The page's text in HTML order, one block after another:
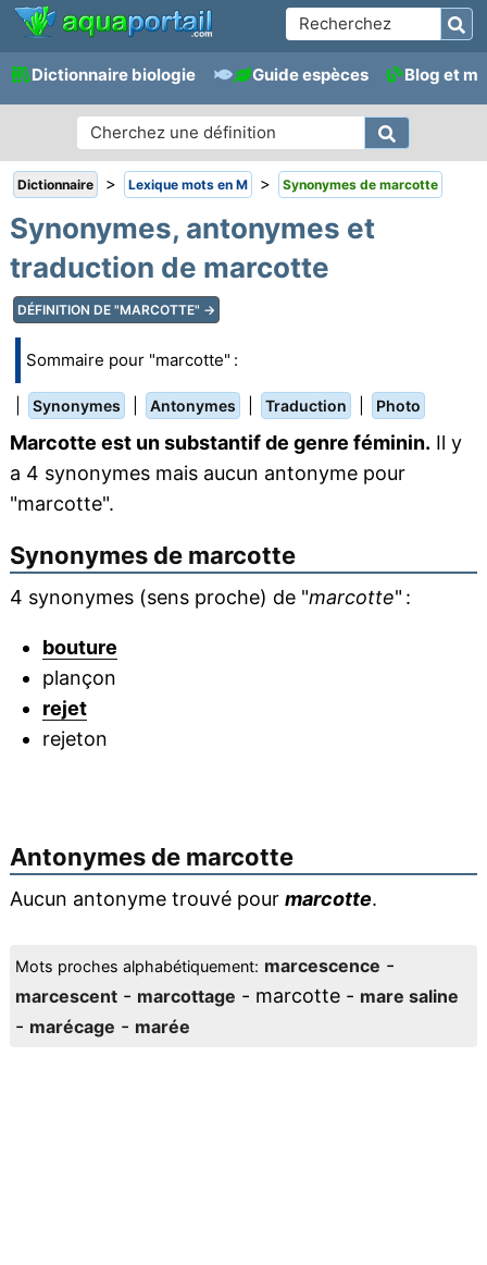
Dictionnaire biologie Guide espèces Blog et
Dictionnaire > Lexique mots en M > Synonymes de marcotte
Synonymes, antonymes et
traduction de marcotte
DÉFINITION DE "MARCOTTE" →
Sommaire pour "marcotte" :
Synonymes Antonymes Traduction Photo
Marcotte est un substantif de genre féminin. Il y
a 4 synonymes mais aucun antonyme pour
"marcotte".
Synonymes de marcotte
4 synonymes (sens proche) de "marcotte" :
bouture
plançon
rejet
rejeton
Antonymes de marcotte
Aucun antonyme trouvé pour marcotte.
Mots proches alphabétiquement: marcescence -
marcescent- marcottage - marcotte - mare saline
- marécage - marée